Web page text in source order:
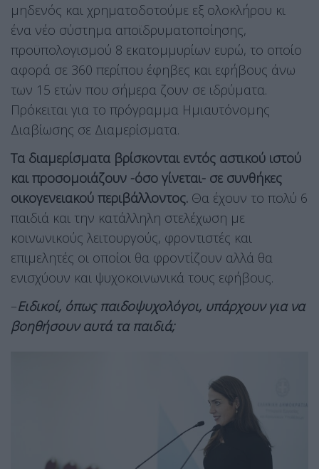
μηδενός και χρηματοδοτούμε εξ ολοκλήρου κι
ένα νέο σύστημα αποϊδρυματοποίησης,
προϋπολογισμού 8 εκατομμυρίων ευρώ, το οποίο
αφορά σε 360 περίπου έφηβες και εφήβους άνω
των 15 ετών που σήμερα ζουν σε ιδρύματα.
Πρόκειται για το πρόγραμμα Ημιαυτόνομης
Διαβίωσης σε Διαμερίσματα.
Τα διαμερίσματα βρίσκονται εντός αστικού ιστού
και προσομοιάζουν -όσο γίνεται- σε συνθήκες
οικογενειακού περιβάλλοντος. Θα έχουν το πολύ 6
παιδιά και την κατάλληλη στελέχωση με
κοινωνικούς λειτουργούς, φροντιστές και
επιμελητές οι οποίοι θα φροντίζουν αλλά θα
ενισχύουν και ψυχοκοινωνικά τους εφήβους.
–Ειδικοί, όπως παιδοψυχολόγοι, υπάρχουν για να
βοηθήσουν αυτά τα παιδιά;